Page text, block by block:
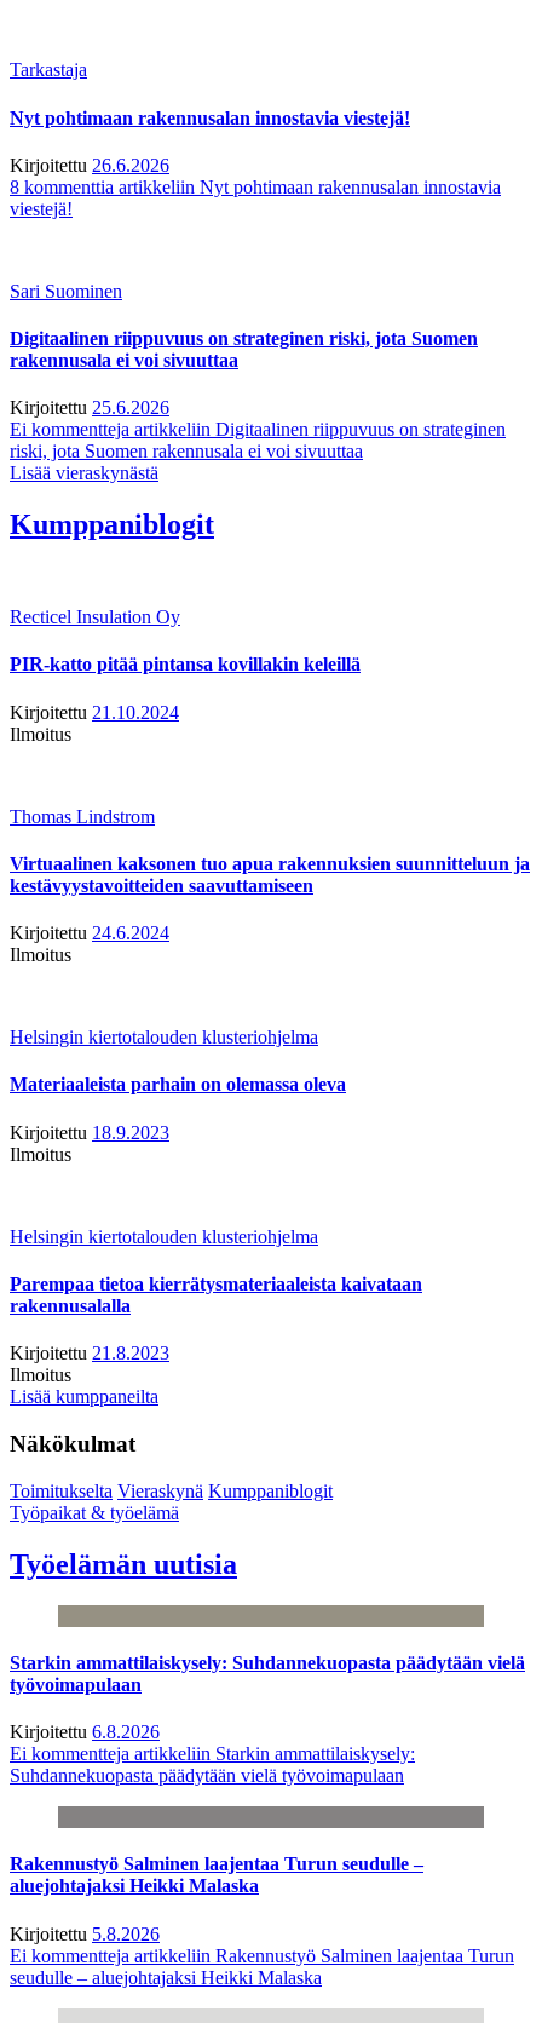
Tarkastaja
Nyt pohtimaan rakennusalan innostavia viestejä!
Kirjoitettu 26.6.2026
8 kommenttia artikkeliin Nyt pohtimaan rakennusalan innostavia
viestejä!
Sari Suominen
Digitaalinen riippuvuus on strateginen riski, jota Suomen
rakennusala ei voi sivuuttaa
Kirjoitettu 25.6.2026
Ei kommentteja artikkeliin Digitaalinen riippuvuus on strateginen
riski, jota Suomen rakennusala ei voi sivuuttaa
Lisää vieraskynästä
Kumppaniblogit
Recticel Insulation Oy
PIR-katto pitää pintansa kovillakin keleillä
Kirjoitettu 21.10.2024
Ilmoitus
Thomas Lindstrom
Virtuaalinen kaksonen tuo apua rakennuksien suunnitteluun ja
kestävyystavoitteiden saavuttamiseen
Kirjoitettu 24.6.2024
Ilmoitus
Helsingin kiertotalouden klusteriohjelma
Materiaaleista parhain on olemassa oleva
Kirjoitettu 18.9.2023
Ilmoitus
Helsingin kiertotalouden klusteriohjelma
Parempaa tietoa kierrätysmateriaaleista kaivataan
rakennusalalla
Kirjoitettu 21.8.2023
Ilmoitus
Lisää kumppaneilta
Näkökulmat
Toimitukselta Vieraskynä Kumppaniblogit
Työpaikat & työelämä
Työelämän uutisia
Starkin ammattilaiskysely: Suhdannekuopasta päädytään vielä
työvoimapulaan
Kirjoitettu 6.8.2026
Ei kommentteja artikkeliin Starkin ammattilaiskysely:
Suhdannekuopasta päädytään vielä työvoimapulaan
Rakennustyö Salminen laajentaa Turun seudulle –
aluejohtajaksi Heikki Malaska
Kirjoitettu 5.8.2026
Ei kommentteja artikkeliin Rakennustyö Salminen laajentaa Turun
seudulle – aluejohtajaksi Heikki Malaska